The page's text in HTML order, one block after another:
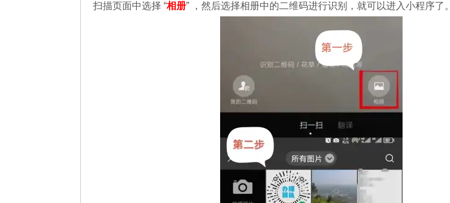
扫描页面中选择 “相册” ，然后选择相册中的二维码进行识别，就可以进入小程序了。